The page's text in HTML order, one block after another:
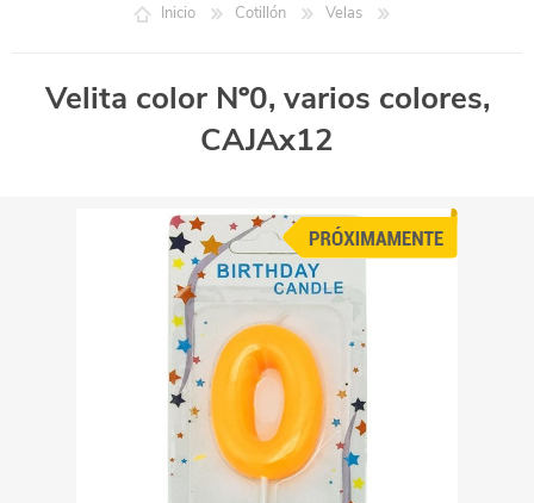
Inicio Cotillón Velas
Velita color Nº0, varios colores,
CAJAx12